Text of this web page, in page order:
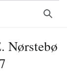
Søk
Nørstebø